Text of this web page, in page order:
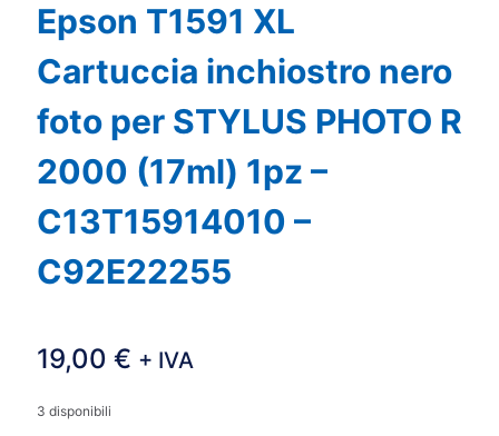
Epson T1591 XL
Cartuccia inchiostro nero
foto per STYLUS PHOTO R
2000 (17ml) 1pz –
C13T15914010 –
C92E22255
19,00 € + IVA
3 disponibili